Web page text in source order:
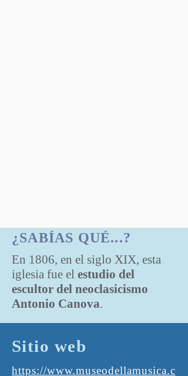
¿SABÍAS QUÉ...?
En 1806, en el siglo XIX, esta
iglesia fue el estudio del
escultor del neoclasicismo
Antonio Canova.
Sitio web
https://www.museodellamusica.c